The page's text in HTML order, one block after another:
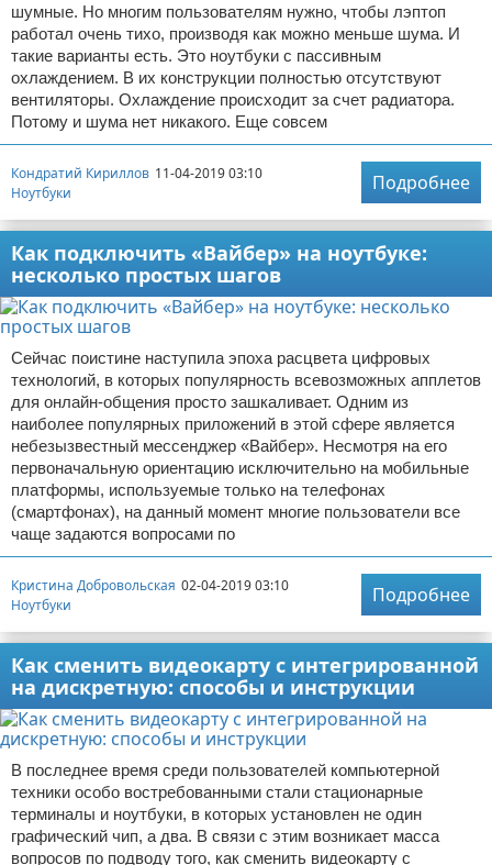
шумные. Но многим пользователям нужно, чтобы лэптоп
работал очень тихо, производя как можно меньше шума. И
такие варианты есть. Это ноутбуки с пассивным
охлаждением. В их конструкции полностью отсутствуют
вентиляторы. Охлаждение происходит за счет радиатора.
Потому и шума нет никакого. Еще совсем
Кондратий Кириллов 11-04-2019 03:10
Ноутбуки
Подробнее
Как подключить «Вайбер» на ноутбуке:
несколько простых шагов
Сейчас поистине наступила эпоха расцвета цифровых
технологий, в которых популярность всевозможных апплетов
для онлайн-общения просто зашкаливает. Одним из
наиболее популярных приложений в этой сфере является
небезызвестный мессенджер «Вайбер». Несмотря на его
первоначальную ориентацию исключительно на мобильные
платформы, используемые только на телефонах
(смартфонах), на данный момент многие пользователи все
чаще задаются вопросами по
Кристина Добровольская 02-04-2019 03:10
Ноутбуки
Подробнее
Как сменить видеокарту с интегрированной
на дискретную: способы и инструкции
В последнее время среди пользователей компьютерной
техники особо востребованными стали стационарные
терминалы и ноутбуки, в которых установлен не один
графический чип, а два. В связи с этим возникает масса
вопросов по подводу того, как сменить видеокарту с